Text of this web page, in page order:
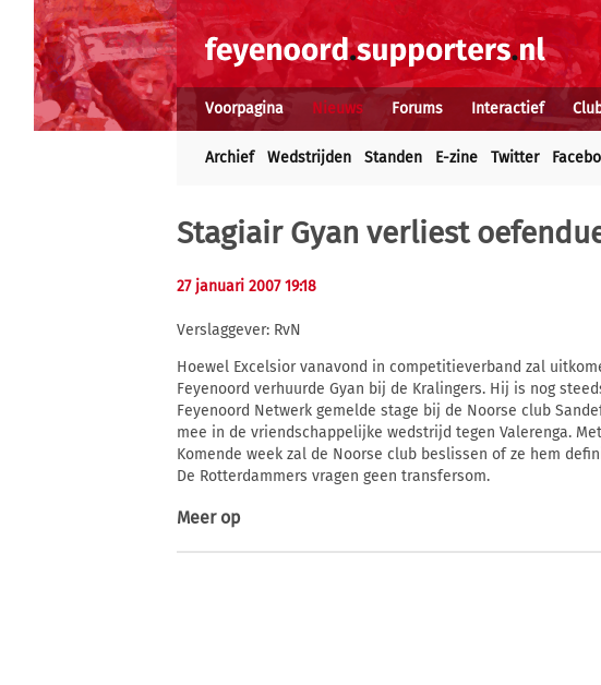
Voorpagina Nieuws Forums Interactief
Archief Wedstrijden Standen E-zine Twitter
Stagiair Gyan verliest
27 januari 2007 19:18
Verslaggever: RvN
Hoewel Excelsior vanavond in competitieverband zal
Feyenoord verhuurde Gyan bij de Kralingers. Hij is nog
Feyenoord Netwerk gemelde stage bij de Noorse club
mee in de vriendschappelijke wedstrijd tegen Valerenga.
Komende week zal de Noorse club beslissen of ze hem
De Rotterdammers vragen geen transfersom.
Meer op